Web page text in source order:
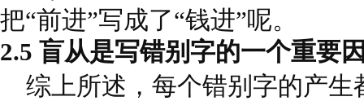
把“前进”写成了“钱进”呢。
2.5 盲从是写错别字的一个重要
综上所述，每个错别字的产生